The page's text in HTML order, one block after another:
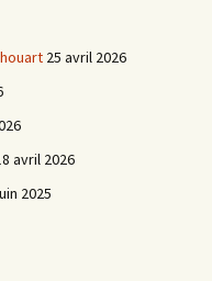
25 avril 2026
avril 2026
2025